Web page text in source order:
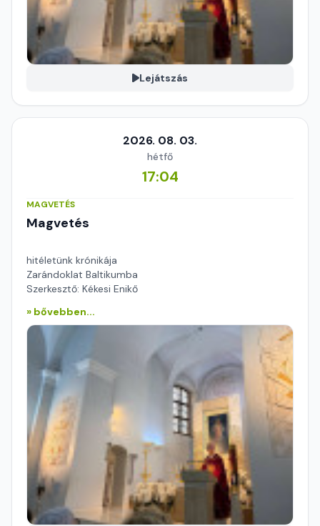
Lejátszás
2026. 08. 03.
hétfő
17:04
MAGVETÉS
Magvetés
hitéletünk krónikája
Zarándoklat Baltikumba
Szerkesztő: Kékesi Enikő
» bővebben...